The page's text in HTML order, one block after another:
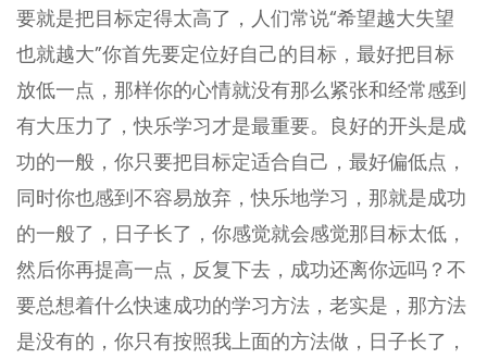
要就是把目标定得太高了，人们常说“希望越大失望
也就越大”你首先要定位好自己的目标，最好把目标
放低一点，那样你的心情就没有那么紧张和经常感到
有大压力了，快乐学习才是最重要。良好的开头是成
功的一般，你只要把目标定适合自己，最好偏低点，
同时你也感到不容易放弃，快乐地学习，那就是成功
的一般了，日子长了，你感觉就会感觉那目标太低，
然后你再提高一点，反复下去，成功还离你远吗？不
要总想着什么快速成功的学习方法，老实是，那方法
是没有的，你只有按照我上面的方法做，日子长了，